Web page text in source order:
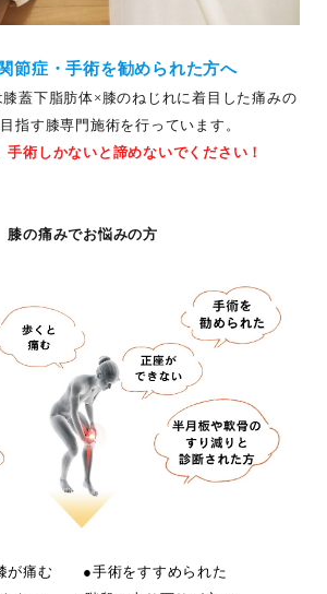
節症・手術を勧められた方へ
蓋下脂肪体×膝のねじれに着目した痛みの
指す膝専門施術を行っています。
手術しかないと諦めないでください！
膝の痛みでお悩みの方
が痛む ●手術をすすめられた